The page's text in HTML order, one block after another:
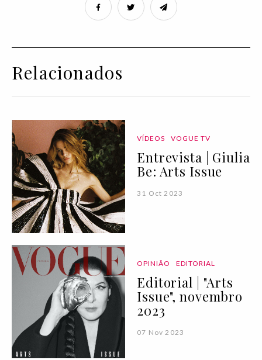
Relacionados
VÍDEOS VOGUE TV
Entrevista | Giulia
Be: Arts Issue
31 Oct 2023
OPINIÃO EDITORIAL
Editorial | "Arts
Issue", novembro
2023
07 Nov 2023